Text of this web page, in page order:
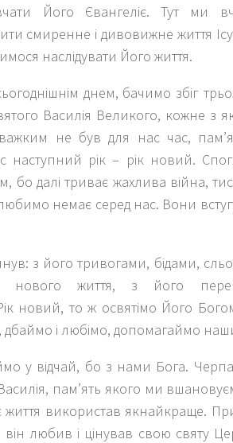
Його Євангеліє. Тут ми
смиренне і дивовижне життя
наслідувати Його життя.
днем, бачимо збіг
Василія Великого, кожне з
не був для нас час,
наступний рік – рік новий.
бо далі триває жахлива війна,
немає серед нас. Вони
з його тривогами, бідами,
нового життя, з його
новий, то ж освятімо Його
дбаймо і любімо, допомагаймо
у відчай, бо з нами Бога.
пам’ять якого ми
життя використав якнайкраще.
любив і цінував свою святу